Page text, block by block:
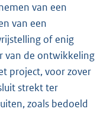
van een
van een
of enig
van de ontwikkeling
project, voor zover
strekt ter
zoals bedoeld